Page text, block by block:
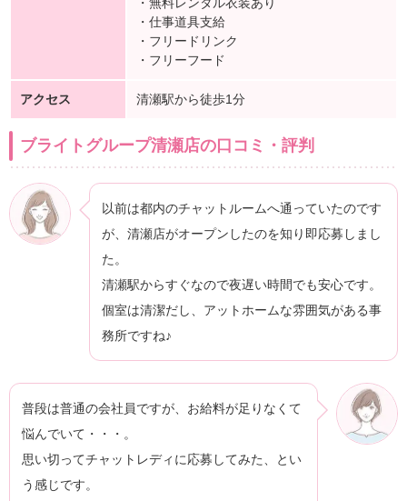
・仕事道具支給
・フリードリンク
・フリーフード
アクセス 清瀬駅から徒歩1分
ブライトグループ清瀬店の口コミ・評判
以前は都内のチャットルームへ通っていたのです
が、清瀬店がオープンしたのを知り即応募しまし
た。
清瀬駅からすぐなので夜遅い時間でも安心です。
個室は清潔だし、アットホームな雰囲気がある事
務所ですね♪
普段は普通の会社員ですが、お給料が足りなくて
悩んでいて・・・。
思い切ってチャットレディに応募してみた、とい
う感じです。